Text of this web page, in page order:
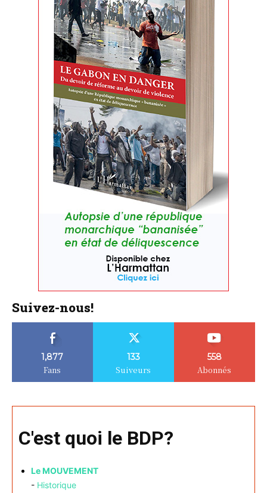
Suivez-nous!
1,877
Fans
133
Suiveurs
558
Abonnés
C'est quoi le BDP?
Le MOUVEMENT
- Historique